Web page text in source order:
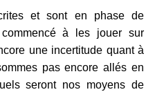
et sont en phase de
à les jouer sur
une incertitude quant à
pas encore allés en
seront nos moyens de